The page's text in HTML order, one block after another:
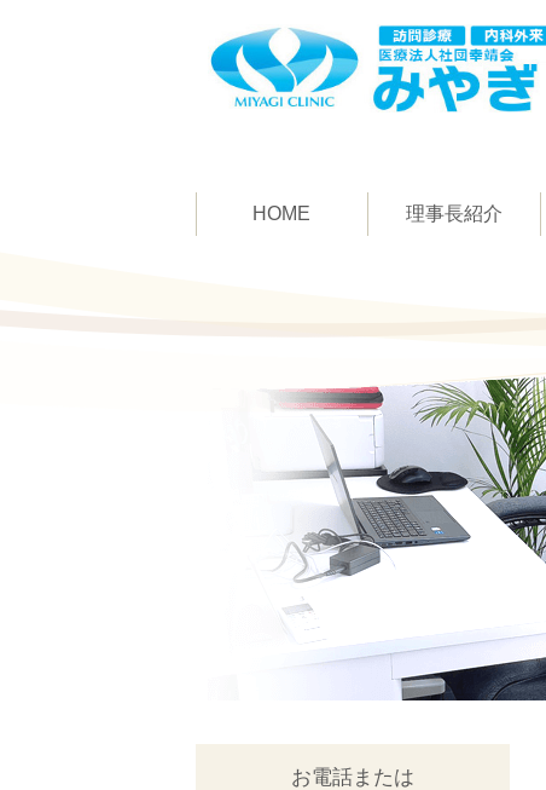
HOME 理事長紹介
お電話または